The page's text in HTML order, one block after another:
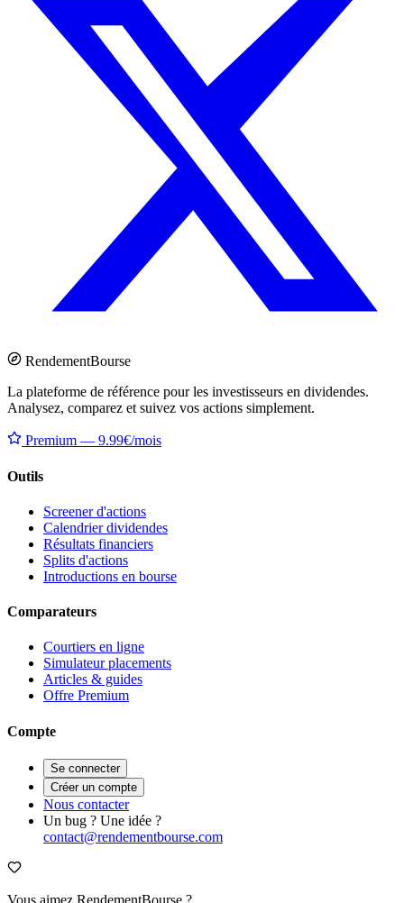
RendementBourse
La plateforme de référence pour les investisseurs en dividendes.
Analysez, comparez et suivez vos actions simplement.
Premium — 9.99€/mois
Outils
Screener d'actions
Calendrier dividendes
Résultats financiers
Splits d'actions
Introductions en bourse
Comparateurs
Courtiers en ligne
Simulateur placements
Articles & guides
Offre Premium
Compte
Se connecter
Créer un compte
Nous contacter
Un bug ? Une idée ?
contact@rendementbourse.com
Vous aimez RendementBourse ?